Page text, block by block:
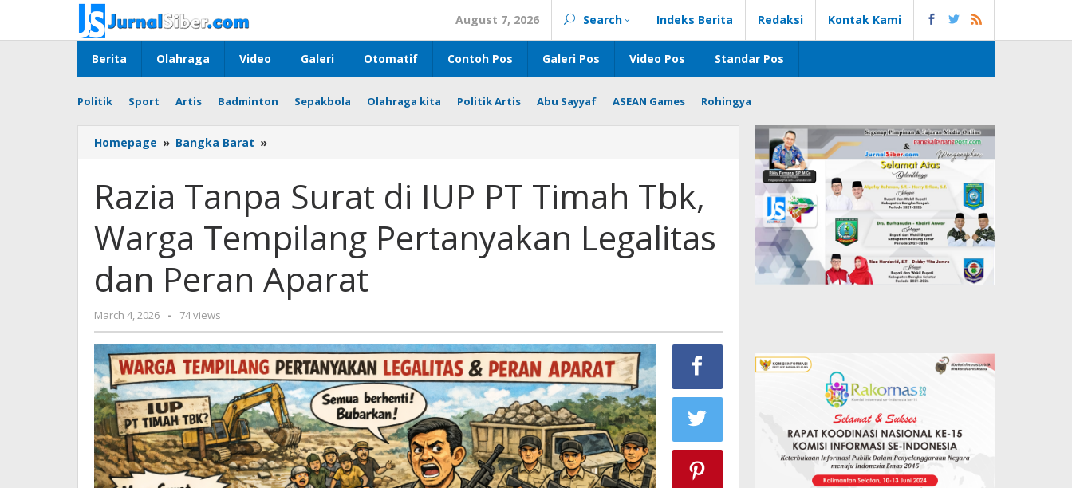
content
August 7, 2026 Search Indeks Berita Redaksi Kontak Kami
Berita Olahraga Video Galeri Otomatif Contoh Pos Galeri Pos Video Pos Standar Pos
Politik Sport Artis Badminton Sepakbola Olahraga kita Politik Artis Abu Sayyaf ASEAN Games Rohingya
Homepage » Bangka Barat »
Tanpa
di
IUP
Timah
Tbk,
Warga
Tempilang
dan
Peran
Aparat
Razia Tanpa Surat di IUP PT Timah Tbk,
Warga Tempilang Pertanyakan Legalitas
dan Peran Aparat
March 4, 2026
by
Budiyanto
- 74 views